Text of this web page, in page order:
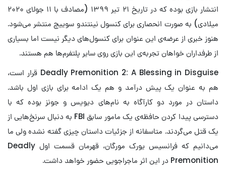
انتشار بازی بوده که در تاریخ ۲۱ تیر ۱۳۹۹ (مصادف با ۱۱ جولای ۲۰۲۰
میلادی) به صورت انحصاری برای کنسول نینتندو سوییچ منتشر می‌شود.
هنوز خبری از عرضه‌ی این عنوان برای کنسول‌های دیگر نیست اما بسیاری
از طرفداران خواهان تجربه‌ی این بازی روی سایر پلتفرم‌ها هم هستند.
Deadly Premonition 2: A Blessing in Disguise قرار است،
هم به عنوان یک پیش درآمد و هم یک ادامه برای بازی اول باشد.
داستان در مورد دو کارآگاه به نام‌های دیویس و جونز بوده که با
دسترسی پیدا کردن حافظه‌ی یک مامور سابق FBI به دنبال سرنخ‌هایی از
یک قتل می‌گردند. متاسفانه از جزئیات داستان چیزی گفته نشده ولی ما
می‌دانیم که فرانسیس یورک مورگان، قهرمان قسمت اول Deadly
Premonition در این اثر ماجراجویی حضور خواهد داشت.